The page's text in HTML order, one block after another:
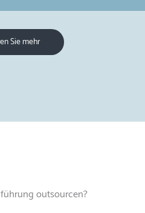
Sie mehr
outsourcen?